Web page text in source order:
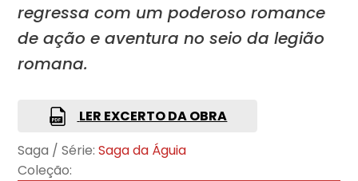
regressa com um poderoso romance
de ação e aventura no seio da legião
romana.
LER EXCERTO DA OBRA
Saga / Série: Saga da Águia
Coleção: